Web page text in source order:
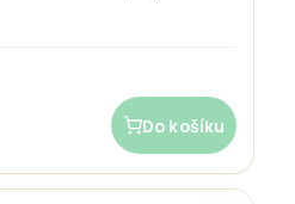
Do košíku